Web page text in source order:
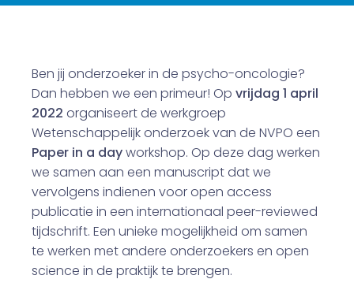
Ben jij onderzoeker in de psycho-oncologie?
Dan hebben we een primeur! Op vrijdag 1 april
2022 organiseert de werkgroep
Wetenschappelijk onderzoek van de NVPO een
Paper in a dayworkshop. Op deze dag werken
we samen aan een manuscript dat we
vervolgens indienen voor open access
publicatie in een internationaal peer-reviewed
tijdschrift. Een unieke mogelijkheid om samen
te werken met andere onderzoekers en open
science in de praktijk te brengen.